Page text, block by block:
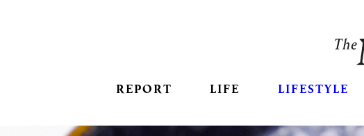
REPORT LIFE LIFESTYLE